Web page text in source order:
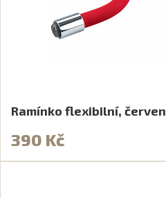
Ramínko flexibilní,
390 Kč